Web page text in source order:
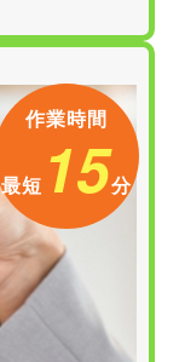
作業時間
最短 15分